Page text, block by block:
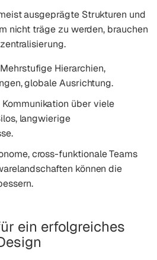
ausgeprägte Strukturen und
nicht träge zu werden, brauchen
Mehrstufige Hierarchien,
globale Ausrichtung.
Kommunikation über viele
langwierige
cross-funktionale Teams
können die
ein erfolgreiches